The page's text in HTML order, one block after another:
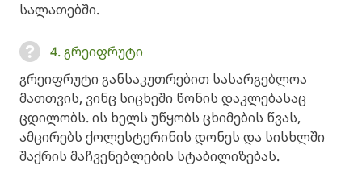
სალათებში.
4. გრეიფრუტი
გრეიფრუტი განსაკუთრებით სასარგებლოა
მათთვის, ვინც სიცხეში წონის დაკლებასაც
ცდილობს. ის ხელს უწყობს ცხიმების წვას,
ამცირებს ქოლესტერინის დონეს და სისხლში
შაქრის მაჩვენებლების სტაბილიზებას.